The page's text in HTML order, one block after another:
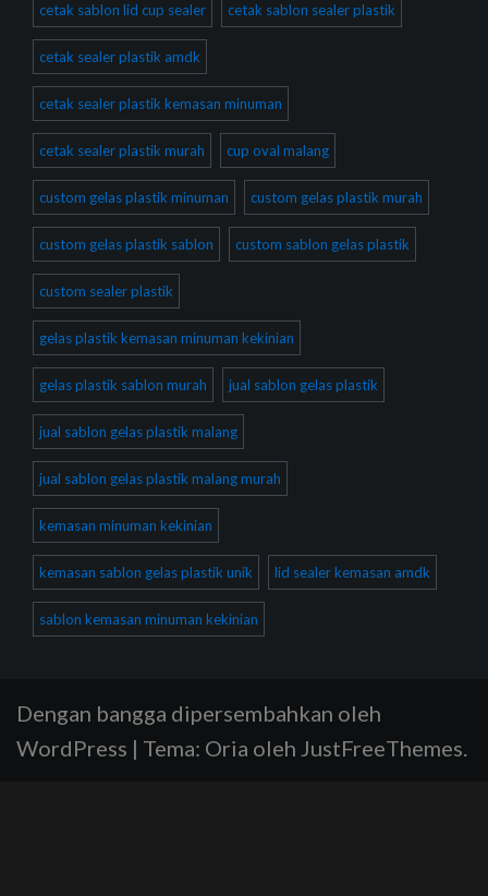
cetak sablon lid cup sealer cetak sablon sealer plastik
cetak sealer plastik amdk
cetak sealer plastik kemasan minuman
cetak sealer plastik murah cup oval malang
custom gelas plastik minuman custom gelas plastik murah
custom gelas plastik sablon custom sablon gelas plastik
custom sealer plastik
gelas plastik kemasan minuman kekinian
gelas plastik sablon murah jual sablon gelas plastik
jual sablon gelas plastik malang
jual sablon gelas plastik malang murah
kemasan minuman kekinian
kemasan sablon gelas plastik unik lid sealer kemasan amdk
sablon kemasan minuman kekinian
Dengan bangga dipersembahkan oleh
WordPress | Tema: Oria oleh JustFreeThemes.